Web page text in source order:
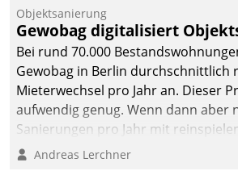
Objektsanierung
Gewobag digitalisiert
Bei rund 70.000
Gewobag in Berlin durchschnittlich
Mieterwechsel pro Jahr an. Dieser
aufwendig genug. Wenn dann aber
Sanierungen pro Jahr mit
Betreuungs- und
Andreas Lerchner